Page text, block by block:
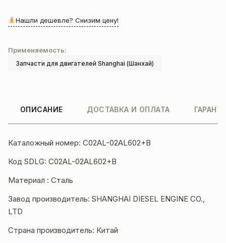
Нашли дешевле? Снизим цену!
Применяемость:
Запчасти для двигателей Shanghai (Шанхай)
ОПИСАНИЕ ДОСТАВКА И ОПЛАТА
Каталожный номер: C02AL-02AL602+B
Код SDLG: C02AL-02AL602+B
Материал : Сталь
Завод производитель: SHANGHAI DIESEL ENGINE CO.,
LTD
Страна производитель: Китай